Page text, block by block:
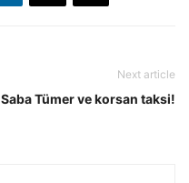
Next article
Saba Tümer ve korsan taksi!